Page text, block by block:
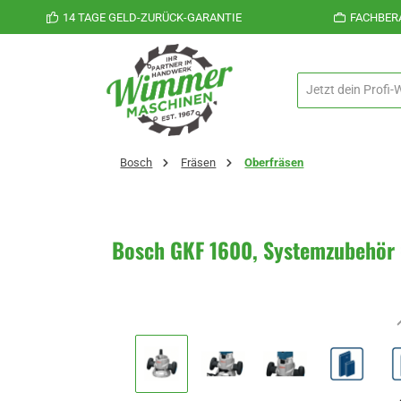
Hauptinhalt springen
Zur Suche springen
Zur Hauptnavigation springen
14 TAGE GELD-ZURÜCK-GARANTIE
Bosch Fräsen Oberfräsen
Bosch GKF 1600,